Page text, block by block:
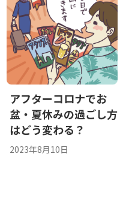
アフターコロナでお
盆・夏休みの過ごし方
はどう変わる？
2023年8月10日